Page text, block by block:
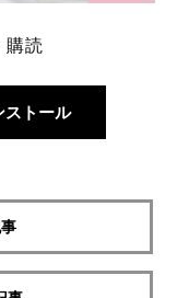
購読
ストール